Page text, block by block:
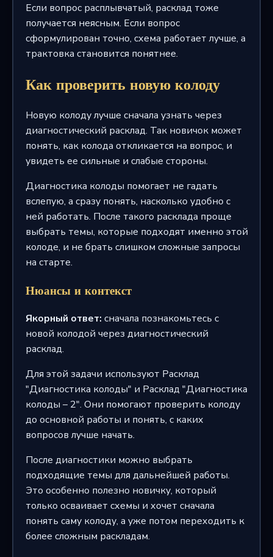
Если вопрос расплывчатый, расклад тоже
получается неясным. Если вопрос
сформулирован точно, схема работает лучше, а
трактовка становится понятнее.
Как проверить новую колоду
Новую колоду лучше сначала узнать через
диагностический расклад. Так новичок может
понять, как колода откликается на вопрос, и
увидеть ее сильные и слабые стороны.
Диагностика колоды помогает не гадать
вслепую, а сразу понять, насколько удобно с
ней работать. После такого расклада проще
выбрать темы, которые подходят именно этой
колоде, и не брать слишком сложные запросы
на старте.
Нюансы и контекст
Якорный ответ: сначала познакомьтесь с
новой колодой через диагностический
расклад.
Для этой задачи используют Расклад
"Диагностика колоды" и Расклад "Диагностика
колоды – 2". Они помогают проверить колоду
до основной работы и понять, с каких
вопросов лучше начать.
После диагностики можно выбрать
подходящие темы для дальнейшей работы.
Это особенно полезно новичку, который
только осваивает схемы и хочет сначала
понять саму колоду, а уже потом переходить к
более сложным раскладам.